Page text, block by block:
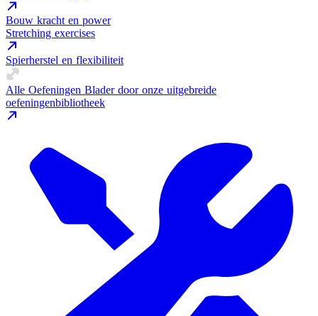
Bouw kracht en power
Stretching exercises
Spierherstel en flexibiliteit
Alle Oefeningen Blader door onze uitgebreide
oefeningenbibliotheek